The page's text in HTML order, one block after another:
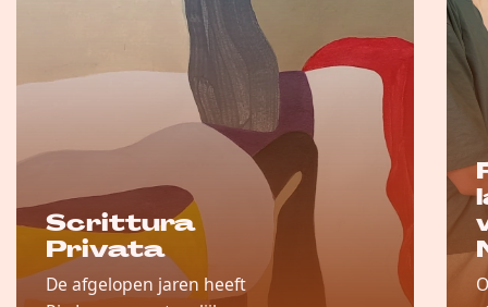
Scrittura
Privata
De afgelopen jaren heeft